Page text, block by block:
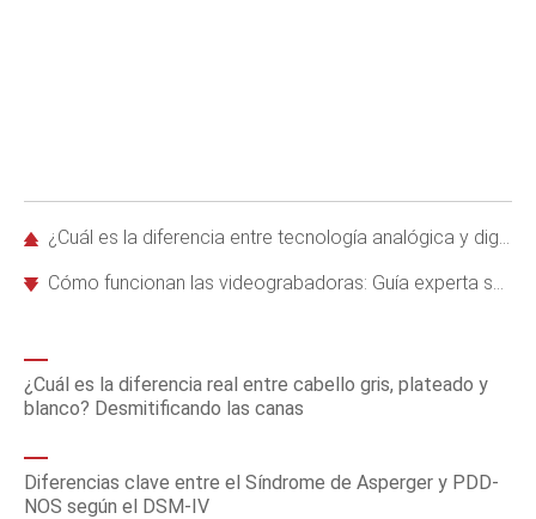
¿Cuál es la diferencia entre tecnología analógica y digital? Guía experta
Cómo funcionan las videograbadoras: Guía experta sobre su mecanismo interno y evolución
¿Cuál es la diferencia real entre cabello gris, plateado y
blanco? Desmitificando las canas
Diferencias clave entre el Síndrome de Asperger y PDD-
NOS según el DSM-IV